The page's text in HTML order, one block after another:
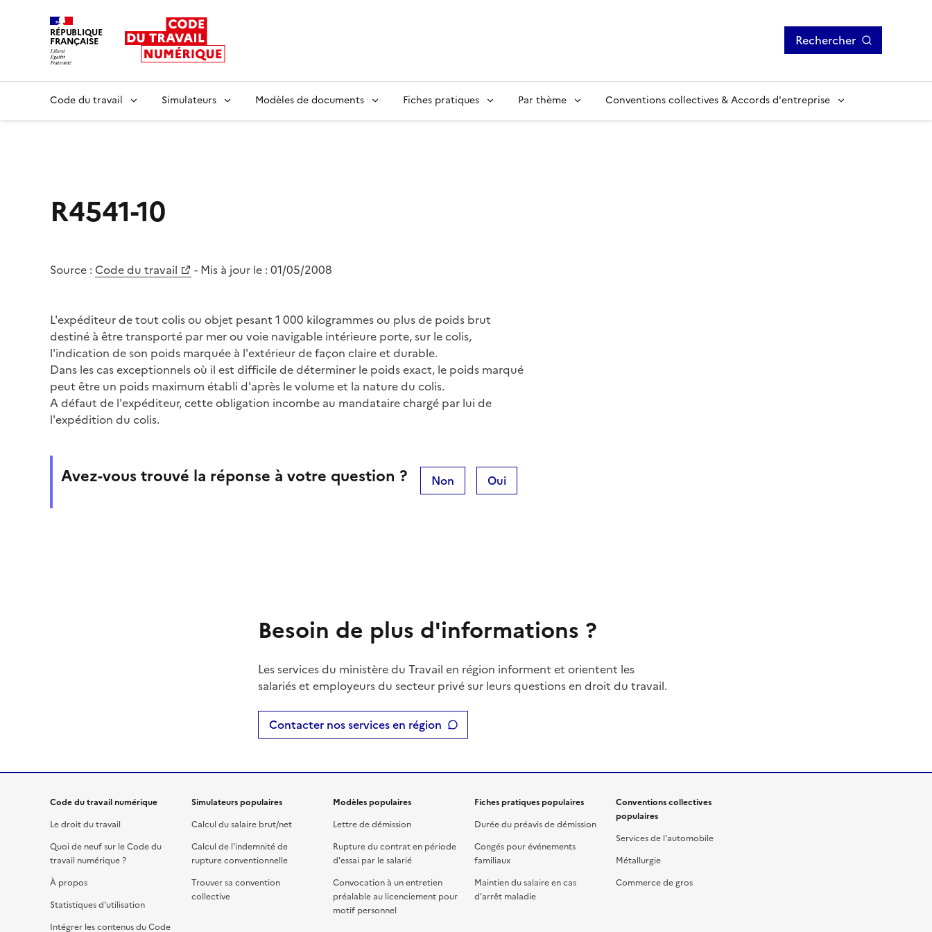
RÉPUBLIQUE
FRANÇAISE Rechercher
Code du travail Simulateurs Modèles de documents Fiches pratiques Par thème Conventions collectives & Accords d'entreprise
R4541-10
Source : Code du travail - Mis à jour le : 01/05/2008
L'expéditeur de tout colis ou objet pesant 1 000 kilogrammes ou plus de poids brut
destiné à être transporté par mer ou voie navigable intérieure porte, sur le colis,
l'indication de son poids marquée à l'extérieur de façon claire et durable.
Dans les cas exceptionnels où il est difficile de déterminer le poids exact, le poids marqué
peut être un poids maximum établi d'après le volume et la nature du colis.
A défaut de l'expéditeur, cette obligation incombe au mandataire chargé par lui de
l'expédition du colis.
Avez-vous trouvé la réponse à votre question ? Non Oui
Besoin de plus d'informations ?
Les services du ministère du Travail en région informent et orientent les
salariés et employeurs du secteur privé sur leurs questions en droit du travail.
Contacter nos services en région
Code du travail numérique
Le droit du travail
Quoi de neuf sur le Code du
travail numérique ?
À propos
Statistiques d'utilisation
Intégrer les contenus du Code
Simulateurs populaires
Calcul du salaire brut/net
Calcul de l'indemnité de
rupture conventionnelle
Trouver sa convention
collective
Modèles populaires
Lettre de démission
Rupture du contrat en période
d'essai par le salarié
Convocation à un entretien
préalable au licenciement pour
motif personnel
Fiches pratiques populaires
Durée du préavis de démission
Congés pour événements
familiaux
Maintien du salaire en cas
d'arrêt maladie
Conventions collectives
populaires
Services de l'automobile
Métallurgie
Commerce de gros